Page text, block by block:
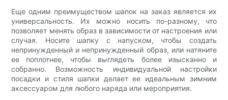
Еще одним преимуществом шапок на заказ является их
универсальность. Их можно носить по-разному, что
позволяет менять образ в зависимости от настроения или
случая. Носите шапку с напуском, чтобы создать
непринужденный и непринужденный образ, или натяните
ее поплотнее, чтобы выглядеть более изысканно и
собранно. Возможность индивидуальной настройки
посадки и стиля шапки делает ее идеальным зимним
аксессуаром для любого наряда или мероприятия.